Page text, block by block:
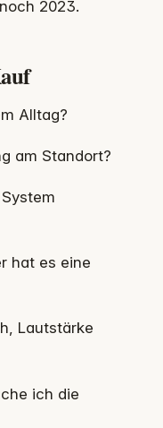
2023.
Alltag?
am Standort?
hat es eine
Lautstärke
ich die